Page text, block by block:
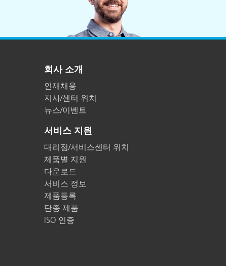
회사 소개
인재채용
지사/센터 위치
뉴스/이벤트
서비스 지원
대리점/서비스센터 위치
제품별 지원
다운로드
서비스 정보
제품등록
단종 제품
ISO 인증